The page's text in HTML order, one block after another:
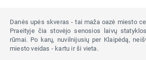
Danės upės skveras - tai maža oazė miesto
Praeityje čia stovėjo senosios laivų
rūmai. Po karų, nuvilnijusių per Klaipėdą,
miesto veidas - kartu ir ši vieta.